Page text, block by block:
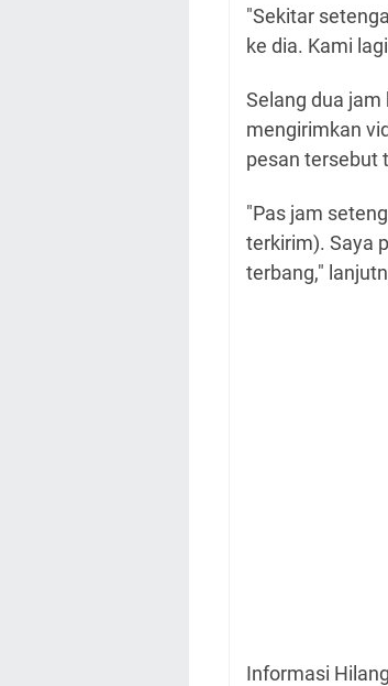
"Sekitar
ke dia. Kami
Selang dua jam
mengirimkan
pesan tersebut
"Pas jam
terkirim). Saya
terbang,"
Informasi